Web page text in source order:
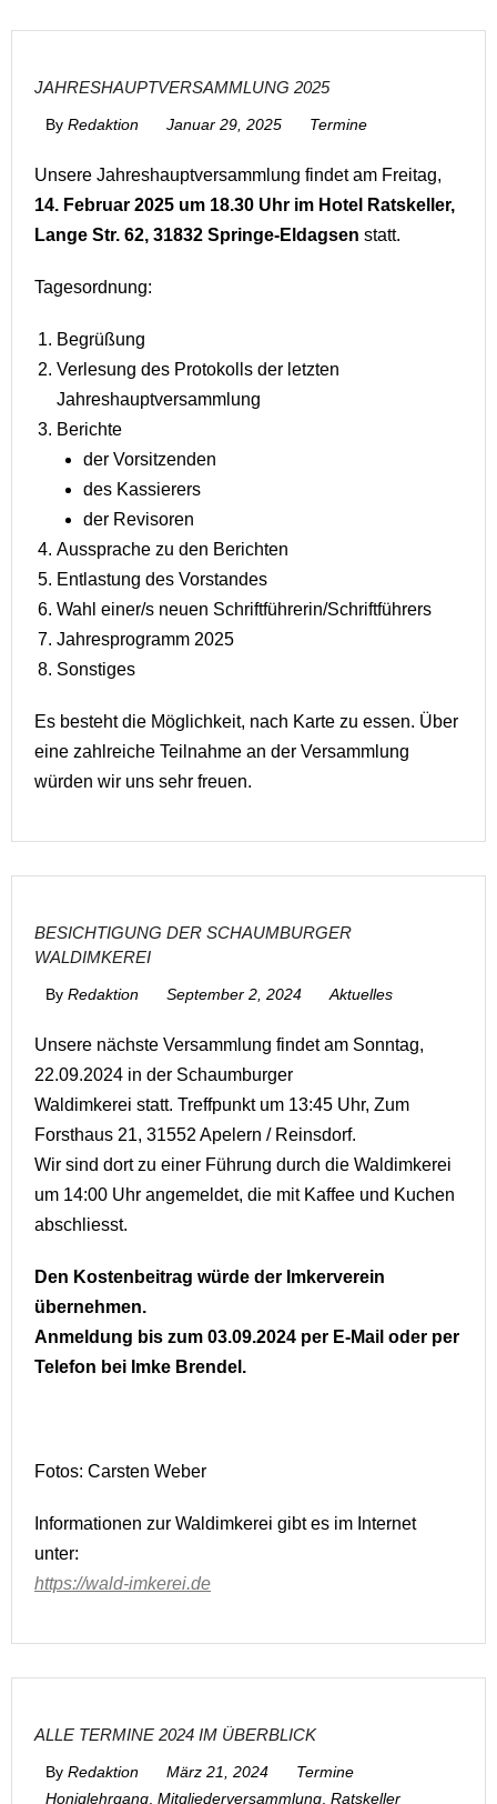
JAHRESHAUPTVERSAMMLUNG 2025
By Redaktion Januar 29, 2025 Termine
Unsere Jahreshauptversammlung findet am Freitag,
14. Februar 2025 um 18.30 Uhr im Hotel Ratskeller,
Lange Str. 62, 31832 Springe-Eldagsen statt.
Tagesordnung:
Begrüßung
Verlesung des Protokolls der letzten
Jahreshauptversammlung
Berichte
der Vorsitzenden
des Kassierers
der Revisoren
Aussprache zu den Berichten
Entlastung des Vorstandes
Wahl einer/s neuen Schriftführerin/Schriftführers
Jahresprogramm 2025
Sonstiges
Es besteht die Möglichkeit, nach Karte zu essen. Über
eine zahlreiche Teilnahme an der Versammlung
würden wir uns sehr freuen.
BESICHTIGUNG DER SCHAUMBURGER
WALDIMKEREI
By Redaktion September 2, 2024 Aktuelles
Unsere nächste Versammlung findet am Sonntag,
22.09.2024 in der Schaumburger
Waldimkerei statt. Treffpunkt um 13:45 Uhr, Zum
Forsthaus 21, 31552 Apelern / Reinsdorf.
Wir sind dort zu einer Führung durch die Waldimkerei
um 14:00 Uhr angemeldet, die mit Kaffee und Kuchen
abschliesst.
Den Kostenbeitrag würde der Imkerverein
übernehmen.
Anmeldung bis zum 03.09.2024 per E-Mail oder per
Telefon bei Imke Brendel.
Fotos: Carsten Weber
Informationen zur Waldimkerei gibt es im Internet
unter:
https://wald-imkerei.de
ALLE TERMINE 2024 IM ÜBERBLICK
By Redaktion März 21, 2024
Termine
Honiglehrgang Mitgliederversammlung Ratskeller